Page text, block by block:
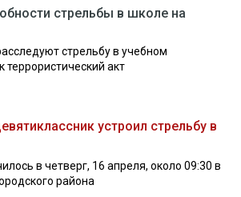
стрельбы в школе на
стрельбу в учебном
террористический акт
устроил стрельбу в
в четверг, 16 апреля, около 09:30 в
района